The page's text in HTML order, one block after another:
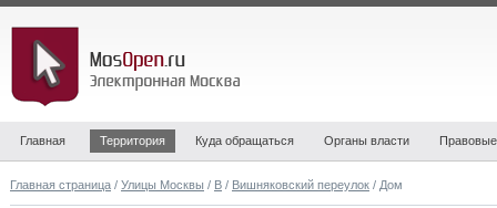
Главная Территория Куда обращаться Органы власти
Главная страница / Улицы Москвы / В / Вишняковский переулок / Дом